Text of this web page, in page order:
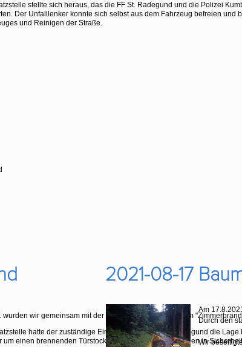
stellte sich heraus, das die FF St. Radegund und die Polizei
Der Unfalllenker konnte sich selbst aus dem Fahrzeug befreien und
und Reinigen der Straße.
wir gemeinsam mit der FF St. Radegund zu einem
hatte der zuständige Einsatzleiter der FF St. Radegund die
um einen brennenden Türstock handelte und alle Personen in
2021-08-17
Am
Durch den
Wir